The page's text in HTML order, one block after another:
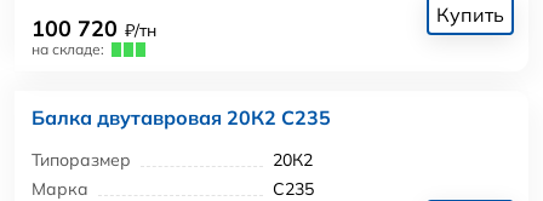
100 720 ₽/тн
на складе:
Купить
Балка двутавровая 20К2 С235
Типоразмер
20К2
Марка
С235